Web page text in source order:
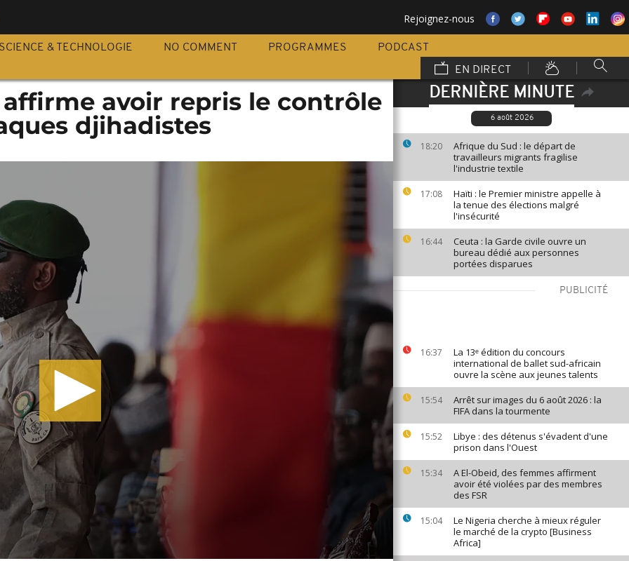
Rejoignez-nous
SCIENCE & TECHNOLOGIE NO COMMENT PROGRAMMES
PODCAST
EN DIRECT
DERNIÈRE MINUTE
6 août 2026
18:20
Afrique du Sud : le départ de
travailleurs migrants fragilise
l'industrie textile
17:08
Haïti : le Premier ministre appelle à
la tenue des élections malgré
l'insécurité
16:44
Ceuta : la Garde civile ouvre un
bureau dédié aux personnes
portées disparues
PUBLICITÉ
16:37
La 13ᵉ édition du concours
international de ballet sud-africain
ouvre la scène aux jeunes talents
15:54
Arrêt sur images du 6 août 2026 : la
FIFA dans la tourmente
15:52
Libye : des détenus s'évadent d'une
prison dans l'Ouest
15:34
A El-Obeid, des femmes affirment
avoir été violées par des membres
des FSR
15:04
Le Nigeria cherche à mieux réguler
le marché de la crypto [Business
Africa]
affirme avoir repris le contrôle
djihadistes